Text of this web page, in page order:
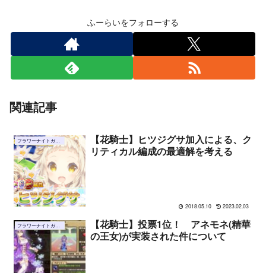
ふーらいをフォローする
関連記事
フラワーナイトガール
【花騎士】ヒツジグサ加入による、ク
リティカル編成の最適解を考える
2018.05.10 2023.02.03
フラワーナイトガール
【花騎士】投票1位！ アネモネ(精華
の王女)が実装された件について